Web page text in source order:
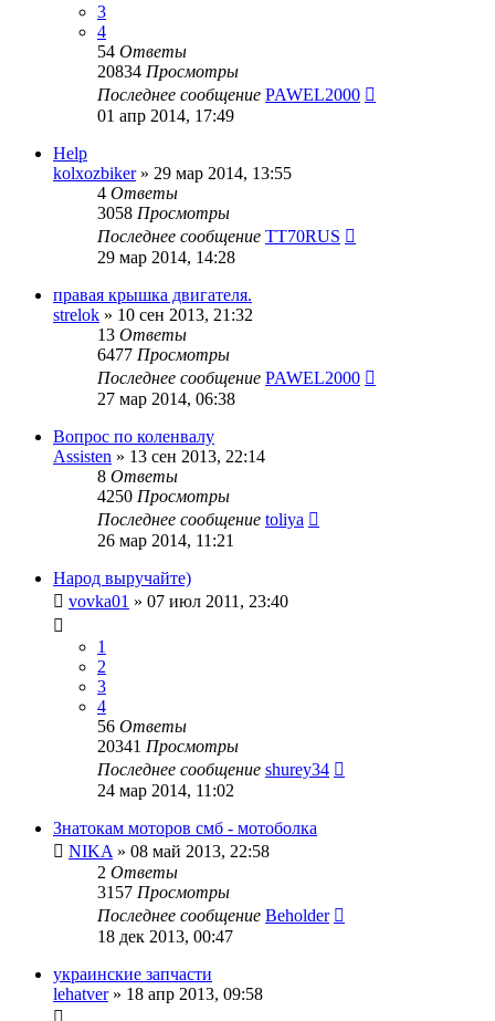
3
4
54 Ответы
20834 Просмотры
Последнее сообщение PAWEL2000
01 апр 2014, 17:49
Help
kolxozbiker» 29 мар 2014, 13:55
4 Ответы
3058 Просмотры
Последнее сообщение TT70RUS
29 мар 2014, 14:28
правая крышка двигателя.
strelok » 10 сен 2013, 21:32
13 Ответы
6477 Просмотры
Последнее сообщение PAWEL2000
27 мар 2014, 06:38
Вопрос по коленвалу
Assisten » 13 сен 2013, 22:14
8 Ответы
4250 Просмотры
Последнее сообщение toliya
26 мар 2014, 11:21
Народ выручайте)
vovka01 » 07 июл 2011, 23:40
1
2
3
4
56 Ответы
20341 Просмотры
Последнее сообщение shurey34
24 мар 2014, 11:02
Знатокам моторов смб - мотоболка
NIKA » 08 май 2013, 22:58
2 Ответы
3157 Просмотры
Последнее сообщение Beholder
18 дек 2013, 00:47
украинские запчасти
lehatver» 18 апр 2013, 09:58